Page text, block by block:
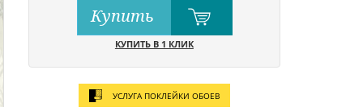
Купить
КУПИТЬ В 1 КЛИК
УСЛУГА ПОКЛЕЙКИ ОБОЕВ